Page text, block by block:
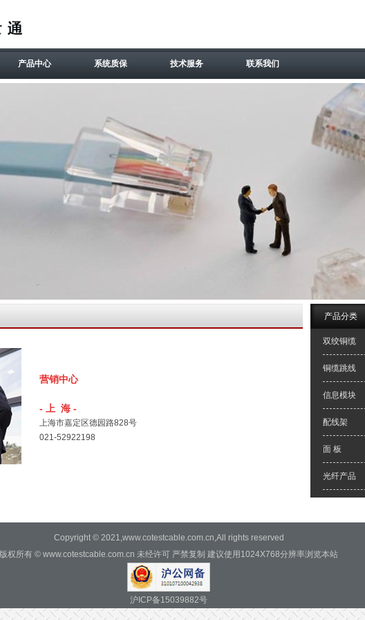
产品中心 系统质保 技术服务 联系我们
营销中心
- 上 海 -
上海市嘉定区德园路828号
021-52922198
产品分类
双绞铜缆
铜缆跳线
信息模块
配线架
面 板
光纤产品
Copyright © 2021,www.cotestcable.com.cn,All rights reserved
版权所有 © www.cotestcable.com.cn 未经许可 严禁复制 建议使用1024X768分辨率浏览本站
沪ICP备15039882号